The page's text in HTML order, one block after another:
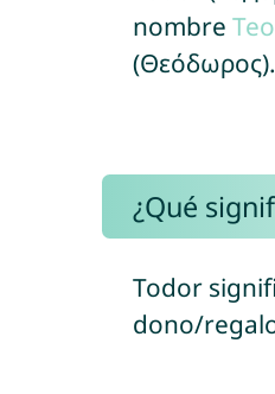
nombre
(Θεόδωρος).
¿Qué
Todor
dono/